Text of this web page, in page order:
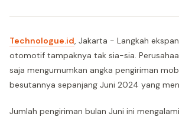
Technologue.id, Jakarta - Langkah
otomotif tampaknya tak sia-sia.
saja mengumumkan angka pengiriman
besutannya sepanjang Juni 2024 yang
Jumlah pengiriman bulan Juni ini